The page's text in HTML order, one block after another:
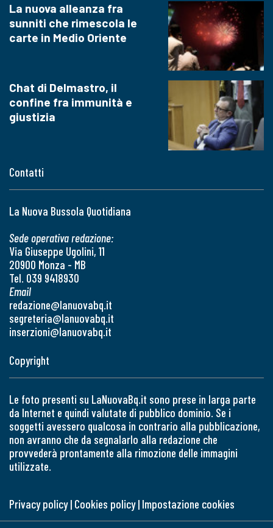
Contatti
La Nuova Bussola Quotidiana
Sede operativa redazione:
Via Giuseppe Ugolini, 11
20900 Monza - MB
Tel. 039 9418930
Email
redazione@lanuovabq.it
segreteria@lanuovabq.it
inserzioni@lanuovabq.it
La nuova alleanza fra
sunniti che rimescola le
carte in Medio Oriente
Chat di Delmastro, il
confine fra immunità e
giustizia
Copyright
Le foto presenti su LaNuovaBq.it sono prese in larga parte
da Internet e quindi valutate di pubblico dominio. Se i
soggetti avessero qualcosa in contrario alla pubblicazione,
non avranno che da segnalarlo alla redazione che
provvederà prontamente alla rimozione delle immagini
utilizzate.
Privacy policy| Cookies policy| Impostazione cookies